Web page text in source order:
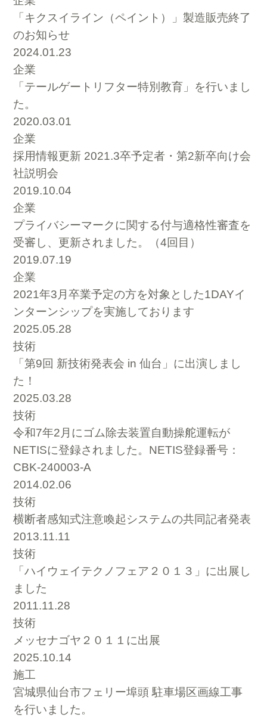
「キクスイライン（ペイント）」製造販売終了
のお知らせ
2024.01.23
企業
「テールゲートリフター特別教育」を行いまし
た。
2020.03.01
企業
採用情報更新 2021.3卒予定者・第2新卒向け会
社説明会
2019.10.04
企業
プライバシーマークに関する付与適格性審査を
受審し、更新されました。（4回目）
2019.07.19
企業
2021年3月卒業予定の方を対象とした1DAYイ
ンターンシップを実施しております
2025.05.28
技術
「第9回 新技術発表会 in 仙台」に出演しまし
た！
2025.03.28
技術
令和7年2月にゴム除去装置自動操舵運転が
NETISに登録されました。NETIS登録番号：
CBK-240003-A
2014.02.06
技術
横断者感知式注意喚起システムの共同記者発表
2013.11.11
技術
「ハイウェイテクノフェア２０１３」に出展し
ました
2011.11.28
技術
メッセナゴヤ２０１１に出展
2025.10.14
施工
宮城県仙台市フェリー埠頭 駐車場区画線工事
を行いました。